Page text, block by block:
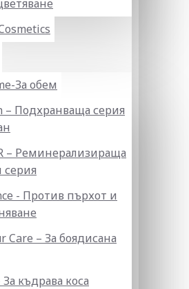
За обем
– Подхранваща серия
– Реминерализираща
серия
- Против пърхот и
Care – За боядисана
къдрава коса